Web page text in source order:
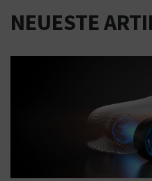
NEUESTE